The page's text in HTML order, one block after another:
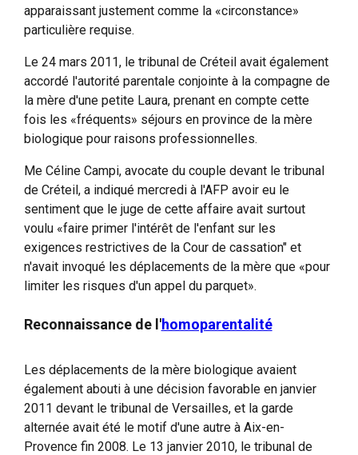
apparaissant justement comme la «circonstance»
particulière requise.
Le 24 mars 2011, le tribunal de Créteil avait également
accordé l'autorité parentale conjointe à la compagne de
la mère d'une petite Laura, prenant en compte cette
fois les «fréquents» séjours en province de la mère
biologique pour raisons professionnelles.
Me Céline Campi, avocate du couple devant le tribunal
de Créteil, a indiqué mercredi à l'AFP avoir eu le
sentiment que le juge de cette affaire avait surtout
voulu «faire primer l'intérêt de l'enfant sur les
exigences restrictives de la Cour de cassation" et
n'avait invoqué les déplacements de la mère que «pour
limiter les risques d'un appel du parquet».
Reconnaissance de l'homoparentalité
Les déplacements de la mère biologique avaient
également abouti à une décision favorable en janvier
2011 devant le tribunal de Versailles, et la garde
alternée avait été le motif d'une autre à Aix-en-
Provence fin 2008. Le 13 janvier 2010, le tribunal de